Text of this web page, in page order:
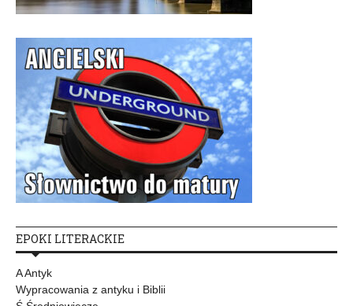
EPOKI LITERACKIE
A Antyk
Wypracowania z antyku i Biblii